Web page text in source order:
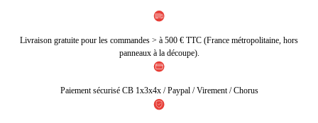
Livraison gratuite pour les commandes > à 500 € TTC (France métropolitaine, hors
panneaux à la découpe).
Paiement sécurisé CB 1x3x4x / Paypal / Virement / Chorus